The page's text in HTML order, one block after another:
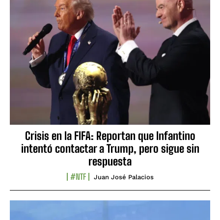
Crisis en la FIFA: Reportan que Infantino
intentó contactar a Trump, pero sigue sin
respuesta
#NTF Juan José Palacios